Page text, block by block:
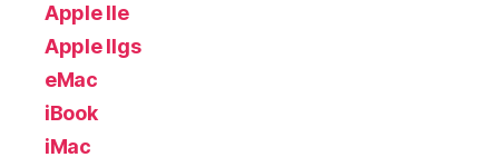
Apple IIe
Apple IIgs
eMac
iBook
iMac